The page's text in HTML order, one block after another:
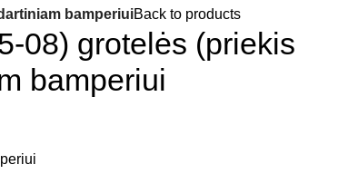
bamperiuiBack to products
08) grotelės (priekis
bamperiui